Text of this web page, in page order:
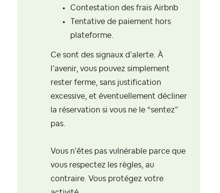
Contestation des frais Airbnb
Tentative de paiement hors
plateforme.
Ce sont des signaux d’alerte. À
l’avenir, vous pouvez simplement
rester ferme, sans justification
excessive, et éventuellement décliner
la réservation si vous ne le “sentez”
pas.
Vous n’êtes pas vulnérable parce que
vous respectez les règles, au
contraire. Vous protégez votre